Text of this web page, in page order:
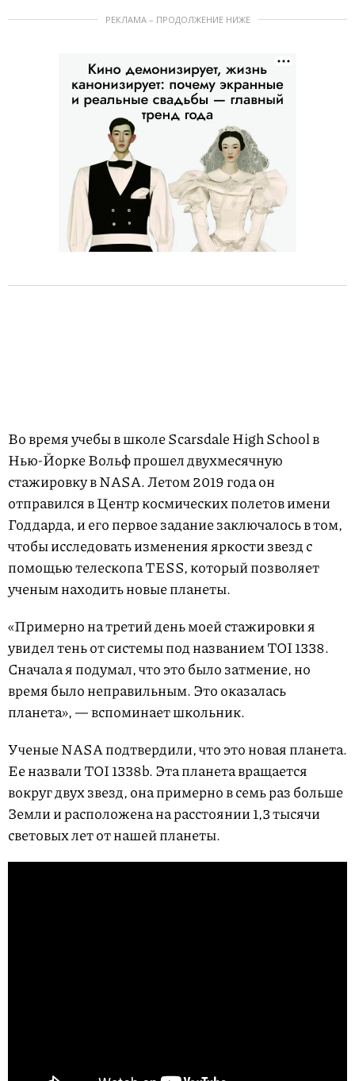
РЕКЛАМА – ПРОДОЛЖЕНИЕ НИЖЕ
Во время учебы в школе Scarsdale High School в
Нью-Йорке Вольф прошел двухмесячную
стажировку в NASA. Летом 2019 года он
отправился в Центр космических полетов имени
Годдарда, и его первое задание заключалось в том,
чтобы исследовать изменения яркости звезд с
помощью телескопа TESS, который позволяет
ученым находить новые планеты.
«Примерно на третий день моей стажировки я
увидел тень от системы под названием TOI 1338.
Сначала я подумал, что это было затмение, но
время было неправильным. Это оказалась
планета», — вспоминает школьник.
Ученые NASA подтвердили, что это новая планета.
Ее назвали TOI 1338b. Эта планета вращается
вокруг двух звезд, она примерно в семь раз больше
Земли и расположена на расстоянии 1,3 тысячи
световых лет от нашей планеты.